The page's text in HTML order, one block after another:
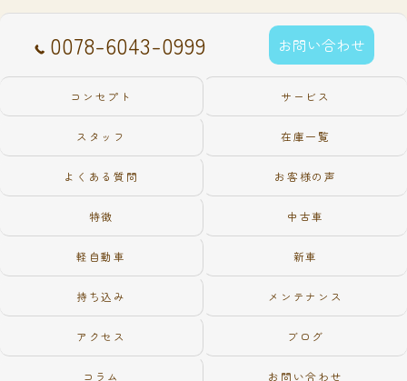
0078-6043-0999 お問い合わせ
コンセプト サービス
スタッフ 在庫一覧
よくある質問 お客様の声
特徴 中古車
軽自動車 新車
持ち込み メンテナンス
アクセス ブログ
コラム お問い合わせ